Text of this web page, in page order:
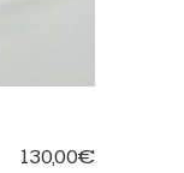
130,00€